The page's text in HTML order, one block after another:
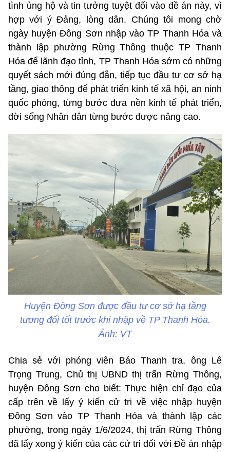
tình ủng hộ và tin tưởng tuyệt đối vào đề án này, vì
hợp với ý Đảng, lòng dân. Chúng tôi mong chờ
ngày huyện Đông Sơn nhập vào TP Thanh Hóa và
thành lập phường Rừng Thông thuộc TP Thanh
Hóa để lãnh đạo tỉnh, TP Thanh Hóa sớm có những
quyết sách mới đúng đắn, tiếp tục đầu tư cơ sở hạ
tầng, giao thông để phát triển kinh tế xã hội, an ninh
quốc phòng, từng bước đưa nền kinh tế phát triển,
đời sống Nhân dân từng bước được nâng cao.
Huyện Đông Sơn được đầu tư cơ sở hạ tầng
tương đối tốt trước khi nhập về TP Thanh Hóa.
Ảnh: VT
Chia sẻ với phóng viên Báo Thanh tra, ông Lê
Trọng Trung, Chủ thị UBND thị trấn Rừng Thông,
huyện Đông Sơn cho biết: Thực hiện chỉ đạo của
cấp trên về lấy ý kiến cử tri về việc nhập huyện
Đông Sơn vào TP Thanh Hóa và thành lập các
phường, trong ngày 1/6/2024, thị trấn Rừng Thông
đã lấy xong ý kiến của các cử tri đối với Đề án nhập